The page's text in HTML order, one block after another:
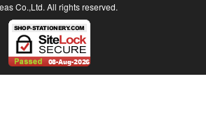
Co.,Ltd. All rights reserved.